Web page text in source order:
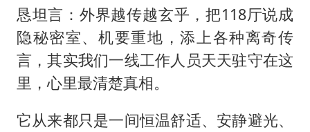
恳坦言：外界越传越玄乎，把118厅说成
隐秘密室、机要重地，添上各种离奇传
言，其实我们一线工作人员天天驻守在这
里，心里最清楚真相。
它从来都只是一间恒温舒适、安静避光、